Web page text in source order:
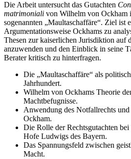
Die Arbeit untersucht das Gutachten
matrimoniali von Wilhelm von Ockham
sogenannten „Maultaschaffäre“. Ziel ist
Argumentationsweise Ockhams zu
Thesen zur kaiserlichen Jurisdiktion auf
anzuwenden und den Einblick in seine
Berater kritisch zu hinterfragen.
Die „Maultaschaffäre“ als
Jahrhundert.
Wilhelm von Ockhams Theorie
Machtbefugnisse.
Anwendung des Notfallrechts
Ockham.
Die Rolle der Rechtsgutachten
Hofe Ludwigs des Bayern.
Das Spannungsfeld zwischen
Macht.